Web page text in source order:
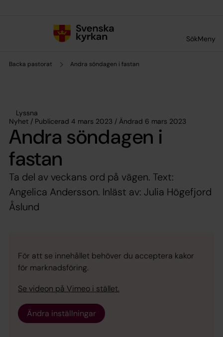
SökMeny
Backa pastorat Andra söndagen i fastan
Lyssna
Nyhet / Publicerad 4 mars 2023 / Ändrad 6 mars 2023
Andra söndagen i
fastan
Ta del av veckans ord på vägen. Text:
Angelica Andersson. Inläst av: Julia Högefjord
Åslund
För att se innehållet behöver du acceptera kakor
för marknadsföring.
Se videon på Vimeo i stället.
Ändra inställningar